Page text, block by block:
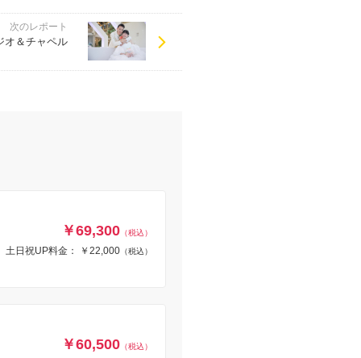
次のレポート
オ＆チャペル
￥69,300 （税込）
土日祝UP料金： ￥22,000 （税込）
￥60,500 （税込）